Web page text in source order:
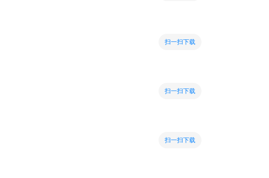
扫一扫下载
扫一扫下载
扫一扫下载